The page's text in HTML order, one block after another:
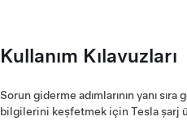
Kullanım Kılavuzları
Sorun giderme adımlarının yanı
bilgilerini keşfetmek için Tesla şarj